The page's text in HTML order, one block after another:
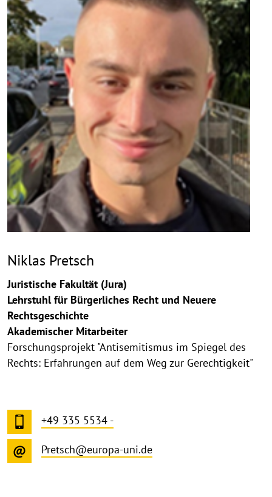
Niklas Pretsch
Juristische Fakultät (Jura)
Lehrstuhl für Bürgerliches Recht und Neuere
Rechtsgeschichte
Akademischer Mitarbeiter
Forschungsprojekt "Antisemitismus im Spiegel des
Rechts: Erfahrungen auf dem Weg zur Gerechtigkeit"
+49 335 5534 -
Pretsch@europa-uni.de